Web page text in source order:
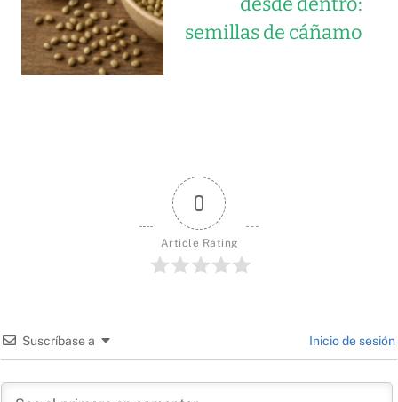
desde dentro:
semillas de cáñamo
0
Article Rating
Suscríbase a Inicio de sesión